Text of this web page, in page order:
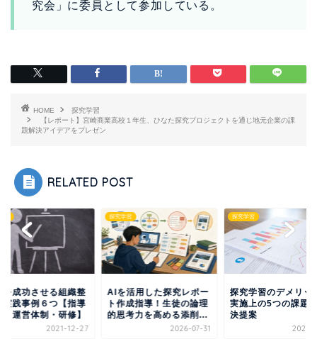
究会」に委員として参加している。
HOME
探究学習
【レポート】宮崎商業高校１年生、ひなた探究プロジェクトを通じ地元企業の課
題解決アイデアをプレゼン
RELATED POST
を成功させる組織整
実践事例６つ【指導
・運営体制・研修】
2021-12-27
探究学習
AIを活用した探究レポー
ト作成指導！生徒の論理
的思考力を高める添削...
2026-07-31
探究学習
探究学習のデメリッ
実施上の5つの課題
決提案
2022-